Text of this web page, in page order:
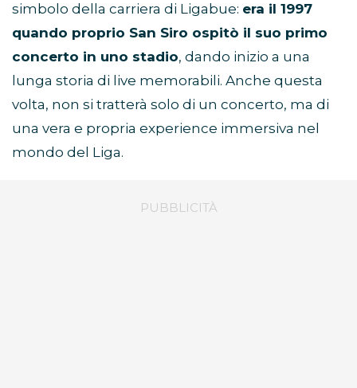
simbolo della carriera di Ligabue: era il 1997
quando proprio San Siro ospitò il suo primo
concerto in uno stadio, dando inizio a una
lunga storia di live memorabili. Anche questa
volta, non si tratterà solo di un concerto, ma di
una vera e propria experience immersiva nel
mondo del Liga.